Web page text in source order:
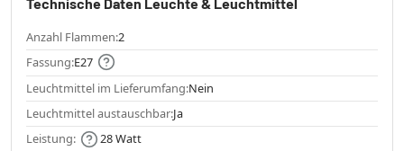
Anzahl Flammen:2
Fassung:E27
Leuchtmittel im Lieferumfang:Nein
Leuchtmittel austauschbar:Ja
Leistung:
28 Watt